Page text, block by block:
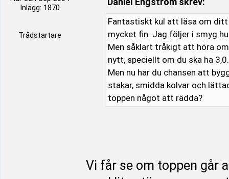
Inlägg: 1870
Trådstartare
Fantastiskt kul att läsa om ditt
mycket fin. Jag följer i smyg
Men såklart tråkigt att höra
nytt, speciellt om du ska ha 3,0.
Men nu har du chansen att
stakar, smidda kolvar och
toppen något att rädda?
Vi får se om toppen går